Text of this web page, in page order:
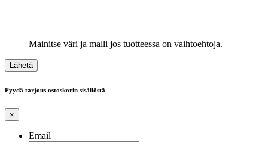
Mainitse väri ja malli jos tuotteessa on vaihtoehtoja.
Pyydä tarjous ostoskorin sisällöstä
×
Email